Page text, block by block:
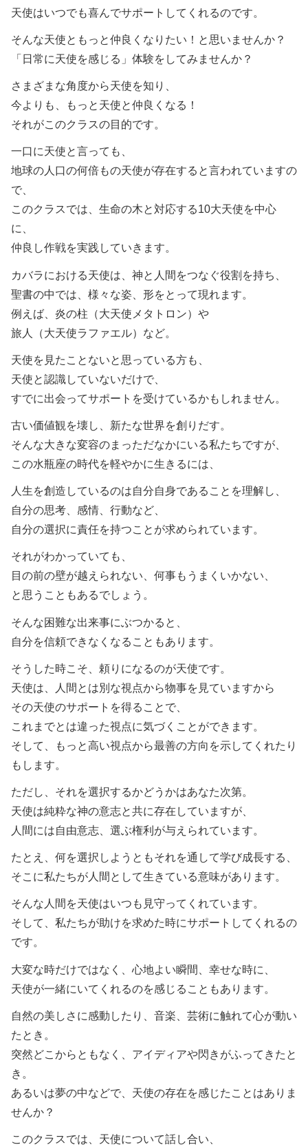
天使はいつでも喜んでサポートしてくれるのです。
そんな天使ともっと仲良くなりたい！と思いませんか？
「日常に天使を感じる」体験をしてみませんか？
さまざまな角度から天使を知り、
今よりも、もっと天使と仲良くなる！
それがこのクラスの目的です。
一口に天使と言っても、
地球の人口の何倍もの天使が存在すると言われていますの
で、
このクラスでは、生命の木と対応する10大天使を中心
に、
仲良し作戦を実践していきます。
カバラにおける天使は、神と人間をつなぐ役割を持ち、
聖書の中では、様々な姿、形をとって現れます。
例えば、炎の柱（大天使メタトロン）や
旅人（大天使ラファエル）など。
天使を見たことないと思っている方も、
天使と認識していないだけで、
すでに出会ってサポートを受けているかもしれません。
古い価値観を壊し、新たな世界を創りだす。
そんな大きな変容のまっただなかにいる私たちですが、
この水瓶座の時代を軽やかに生きるには、
人生を創造しているのは自分自身であることを理解し、
自分の思考、感情、行動など、
自分の選択に責任を持つことが求められています。
それがわかっていても、
目の前の壁が越えられない、何事もうまくいかない、
と思うこともあるでしょう。
そんな困難な出来事にぶつかると、
自分を信頼できなくなることもあります。
そうした時こそ、頼りになるのが天使です。
天使は、人間とは別な視点から物事を見ていますから
その天使のサポートを得ることで、
これまでとは違った視点に気づくことができます。
そして、もっと高い視点から最善の方向を示してくれたり
もします。
ただし、それを選択するかどうかはあなた次第。
天使は純粋な神の意志と共に存在していますが、
人間には自由意志、選ぶ権利が与えられています。
たとえ、何を選択しようともそれを通して学び成長する、
そこに私たちが人間として生きている意味があります。
そんな人間を天使はいつも見守ってくれています。
そして、私たちが助けを求めた時にサポートしてくれるの
です。
大変な時だけではなく、心地よい瞬間、幸せな時に、
天使が一緒にいてくれるのを感じることもあります。
自然の美しさに感動したり、音楽、芸術に触れて心が動い
たとき。
突然どこからともなく、アイディアや閃きがふってきたと
き。
あるいは夢の中などで、天使の存在を感じたことはありま
せんか？
このクラスでは、天使について話し合い、